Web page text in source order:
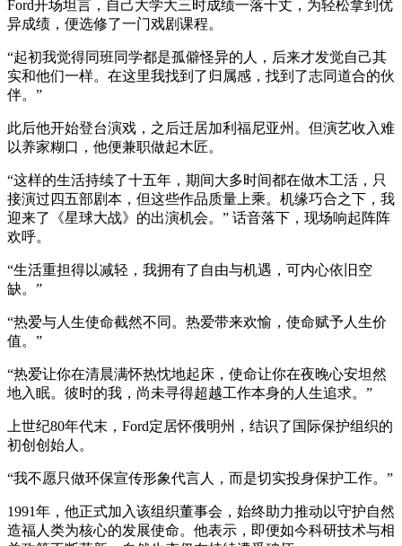
Ford开场坦言，自己大学大三时成绩一落千丈，为轻松拿到优
异成绩，便选修了一门戏剧课程。
“起初我觉得同班同学都是孤僻怪异的人，后来才发觉自己其
实和他们一样。在这里我找到了归属感，找到了志同道合的伙
伴。”
此后他开始登台演戏，之后迁居加利福尼亚州。但演艺收入难
以养家糊口，他便兼职做起木匠。
“这样的生活持续了十五年，期间大多时间都在做木工活，只
接演过四五部剧本，但这些作品质量上乘。机缘巧合之下，我
迎来了《星球大战》的出演机会。” 话音落下，现场响起阵阵
欢呼。
“生活重担得以减轻，我拥有了自由与机遇，可内心依旧空
缺。”
“热爱与人生使命截然不同。热爱带来欢愉，使命赋予人生价
值。”
“热爱让你在清晨满怀热忱地起床，使命让你在夜晚心安坦然
地入眠。彼时的我，尚未寻得超越工作本身的人生追求。”
上世纪80年代末，Ford定居怀俄明州，结识了国际保护组织的
初创创始人。
“我不愿只做环保宣传形象代言人，而是切实投身保护工作。”
1991年，他正式加入该组织董事会，始终助力推动以守护自然
造福人类为核心的发展使命。他表示，即便如今科研技术与相